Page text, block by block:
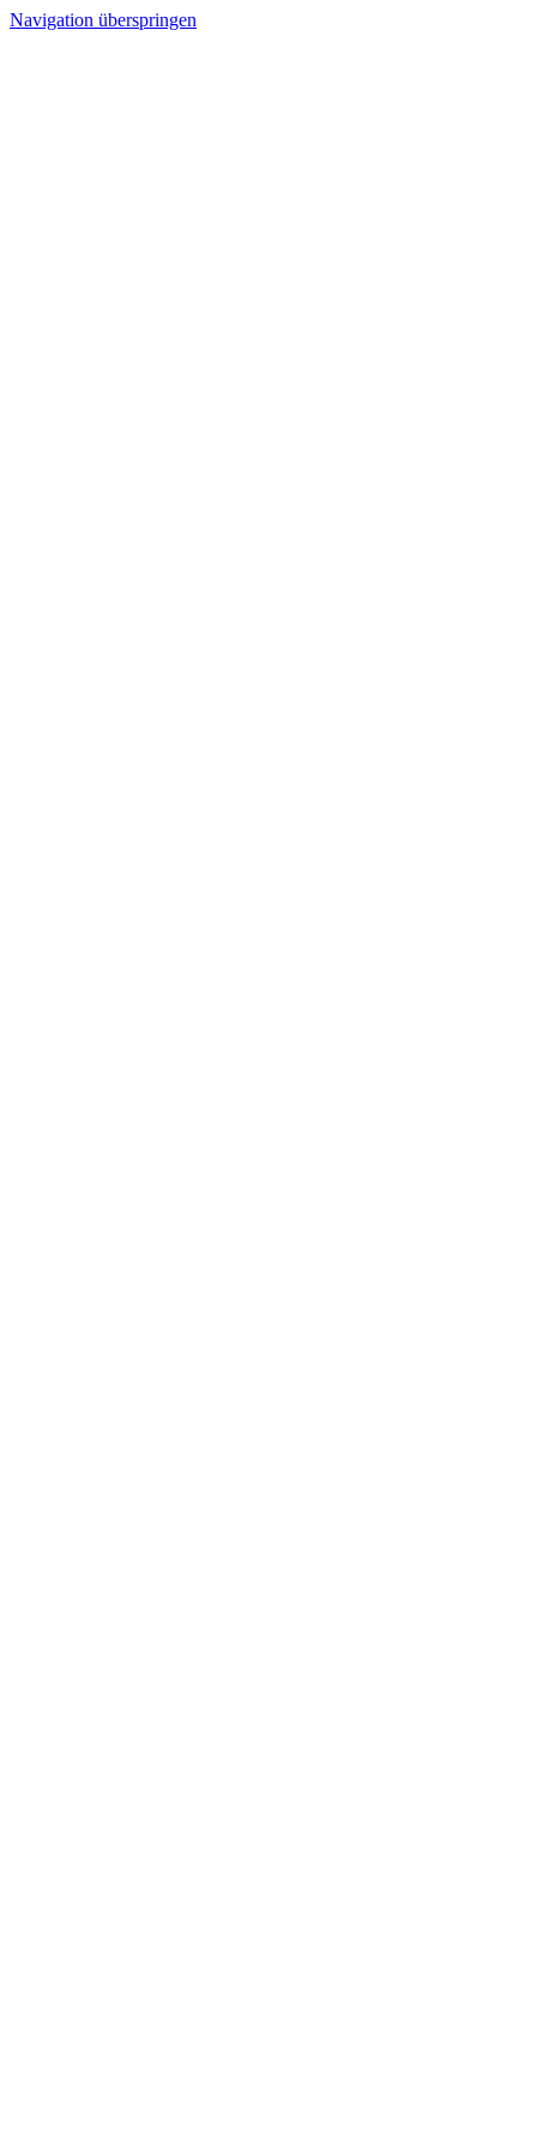
Navigation überspringen